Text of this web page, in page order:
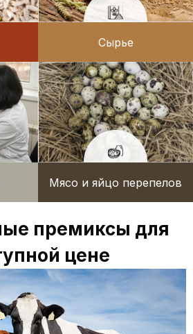
Сырье
Мясо и яйцо перепелов
премиксы для
цене